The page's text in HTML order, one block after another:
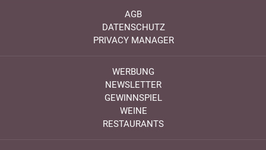
AGB
DATENSCHUTZ
PRIVACY MANAGER
WERBUNG
NEWSLETTER
GEWINNSPIEL
WEINE
RESTAURANTS